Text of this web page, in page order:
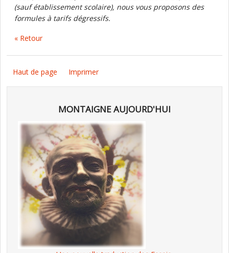
(sauf établissement scolaire), nous vous proposons des
formules à tarifs dégressifs.
« Retour
Haut de page Imprimer
MONTAIGNE AUJOURD'HUI